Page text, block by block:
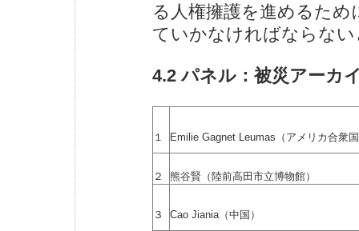
る人権擁護を進めるた
ていかなければならな
4.2 パネル：被災アーカ
１ Emilie Gagnet Leumas（アメリカ合衆
２ 熊谷賢（陸前高田市立博物館）
３ Cao Jiania（中国）